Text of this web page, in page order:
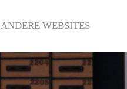
ANDERE WEBSITES